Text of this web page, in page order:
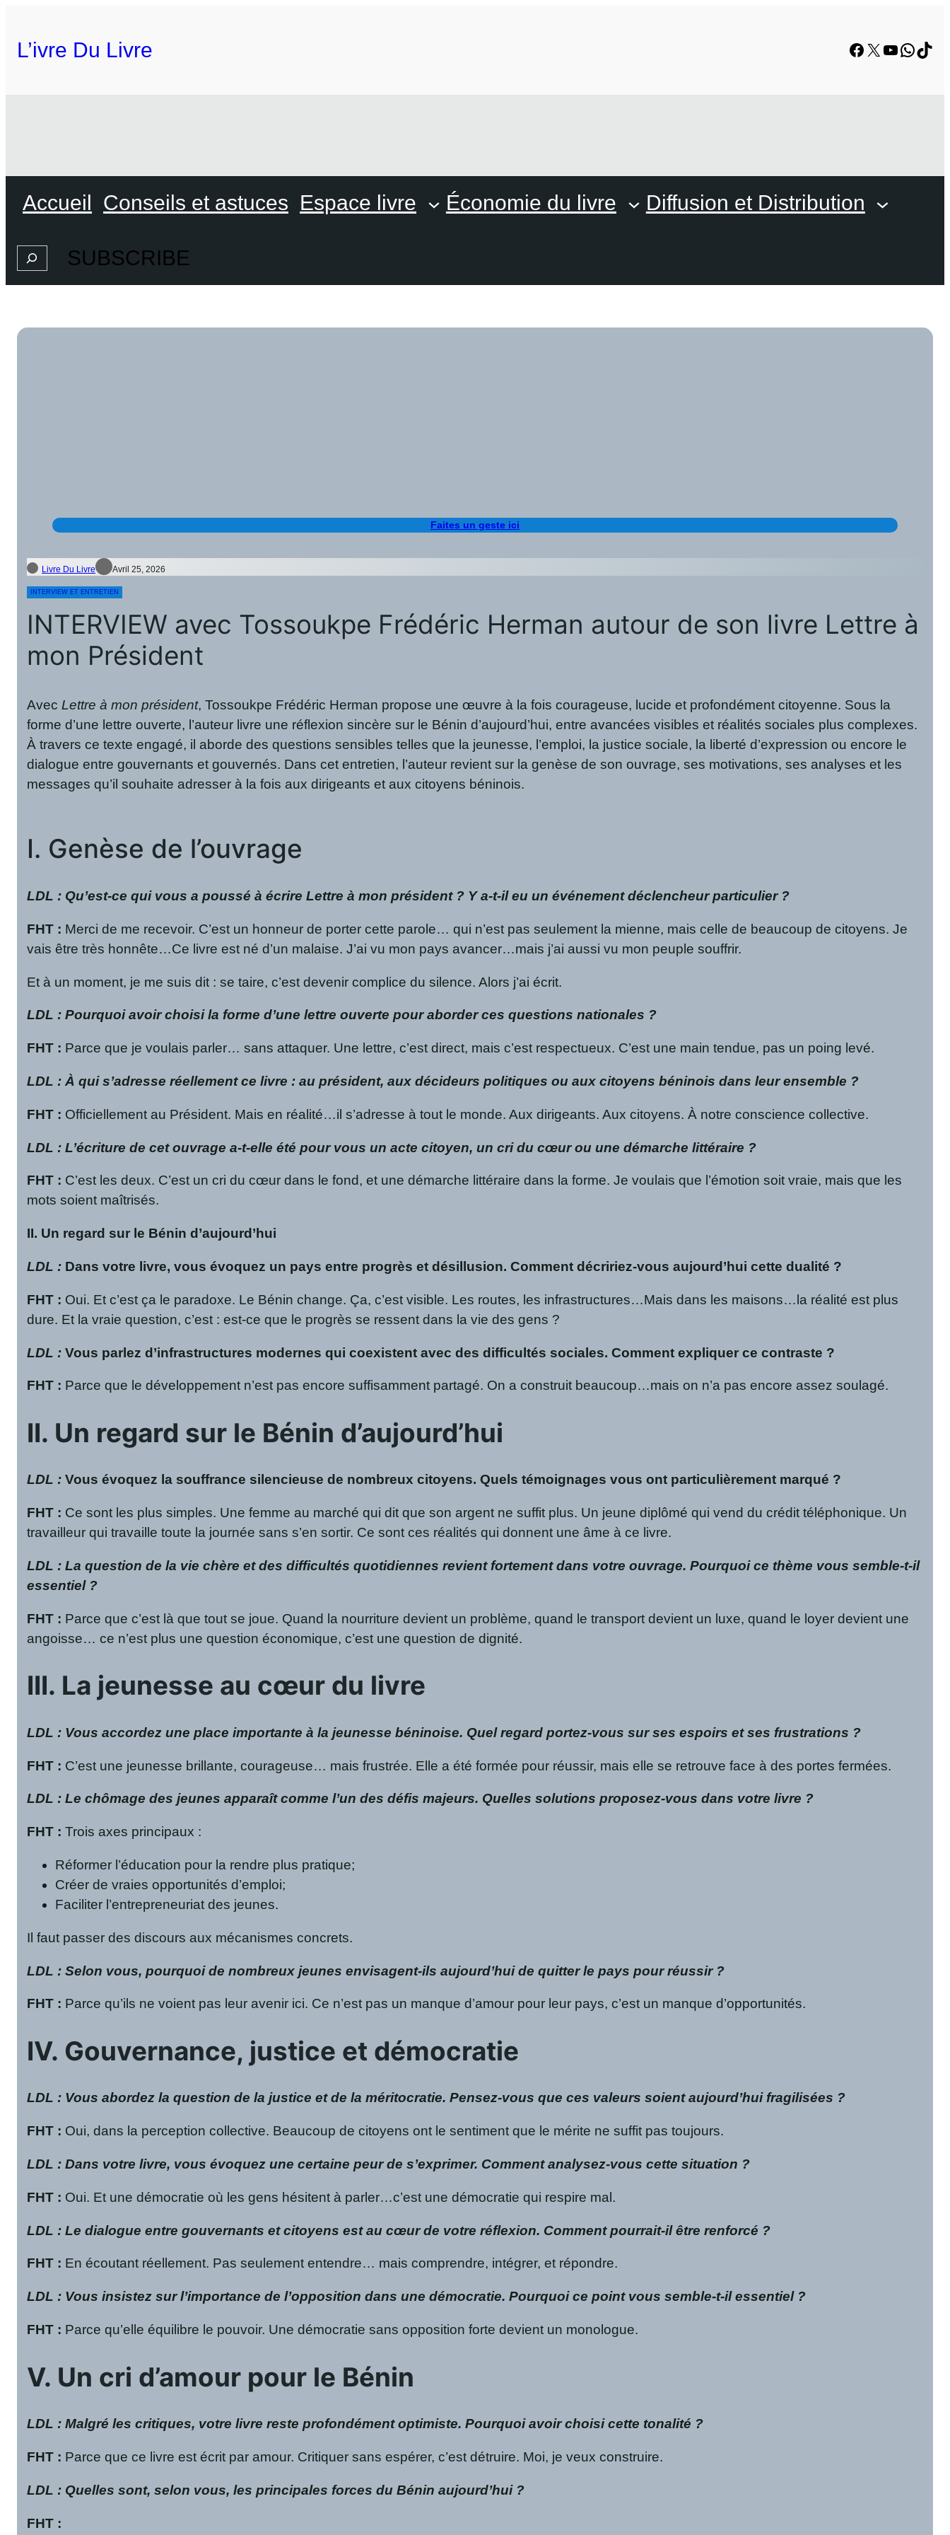
L’ivre Du Livre Facebook
X YouTube
Accueil Conseils et astuces Espace livre Économie du livre Diffusion et Distribution
SearchSUBSCRIBE
Faites un geste ici
Livre Du Livre Avril 25, 2026
INTERVIEW ET ENTRETIEN
INTERVIEW avec Tossoukpe Frédéric Herman autour de son livre Lettre à
mon Président
Avec Lettre à mon président, Tossoukpe Frédéric Herman propose une œuvre à la fois courageuse, lucide et profondément citoyenne. Sous la
forme d’une lettre ouverte, l’auteur livre une réflexion sincère sur le Bénin d’aujourd’hui, entre avancées visibles et réalités sociales plus complexes.
À travers ce texte engagé, il aborde des questions sensibles telles que la jeunesse, l’emploi, la justice sociale, la liberté d’expression ou encore le
dialogue entre gouvernants et gouvernés. Dans cet entretien, l’auteur revient sur la genèse de son ouvrage, ses motivations, ses analyses et les
messages qu’il souhaite adresser à la fois aux dirigeants et aux citoyens béninois.
I. Genèse de l’ouvrage
LDL : Qu’est-ce qui vous a poussé à écrire Lettre à mon président ? Y a-t-il eu un événement déclencheur particulier ?
FHT : Merci de me recevoir. C’est un honneur de porter cette parole… qui n’est pas seulement la mienne, mais celle de beaucoup de citoyens. Je
vais être très honnête…Ce livre est né d’un malaise. J’ai vu mon pays avancer…mais j’ai aussi vu mon peuple souffrir.
Et à un moment, je me suis dit : se taire, c’est devenir complice du silence. Alors j’ai écrit.
LDL : Pourquoi avoir choisi la forme d’une lettre ouverte pour aborder ces questions nationales ?
FHT : Parce que je voulais parler… sans attaquer. Une lettre, c’est direct, mais c’est respectueux. C’est une main tendue, pas un poing levé.
LDL : À qui s’adresse réellement ce livre : au président, aux décideurs politiques ou aux citoyens béninois dans leur ensemble ?
FHT : Officiellement au Président. Mais en réalité…il s’adresse à tout le monde. Aux dirigeants. Aux citoyens. À notre conscience collective.
LDL : L’écriture de cet ouvrage a-t-elle été pour vous un acte citoyen, un cri du cœur ou une démarche littéraire ?
FHT : C’est les deux. C’est un cri du cœur dans le fond, et une démarche littéraire dans la forme. Je voulais que l’émotion soit vraie, mais que les
mots soient maîtrisés.
II. Un regard sur le Bénin d’aujourd’hui
LDL : Dans votre livre, vous évoquez un pays entre progrès et désillusion. Comment décririez-vous aujourd’hui cette dualité ?
FHT : Oui. Et c’est ça le paradoxe. Le Bénin change. Ça, c’est visible. Les routes, les infrastructures…Mais dans les maisons…la réalité est plus
dure. Et la vraie question, c’est : est-ce que le progrès se ressent dans la vie des gens ?
LDL :Vous parlez d’infrastructures modernes qui coexistent avec des difficultés sociales. Comment expliquer ce contraste ?
FHT : Parce que le développement n’est pas encore suffisamment partagé. On a construit beaucoup…mais on n’a pas encore assez soulagé.
II. Un regard sur le Bénin d’aujourd’hui
LDL :Vous évoquez la souffrance silencieuse de nombreux citoyens. Quels témoignages vous ont particulièrement marqué ?
FHT : Ce sont les plus simples. Une femme au marché qui dit que son argent ne suffit plus. Un jeune diplômé qui vend du crédit téléphonique. Un
travailleur qui travaille toute la journée sans s’en sortir. Ce sont ces réalités qui donnent une âme à ce livre.
LDL : La question de la vie chère et des difficultés quotidiennes revient fortement dans votre ouvrage. Pourquoi ce thème vous semble-t-il
essentiel ?
FHT : Parce que c’est là que tout se joue. Quand la nourriture devient un problème, quand le transport devient un luxe, quand le loyer devient une
angoisse… ce n’est plus une question économique, c’est une question de dignité.
III. La jeunesse au cœur du livre
LDL : Vous accordez une place importante à la jeunesse béninoise. Quel regard portez-vous sur ses espoirs et ses frustrations ?
FHT : C’est une jeunesse brillante, courageuse… mais frustrée. Elle a été formée pour réussir, mais elle se retrouve face à des portes fermées.
LDL : Le chômage des jeunes apparaît comme l’un des défis majeurs. Quelles solutions proposez-vous dans votre livre ?
FHT :Trois axes principaux :
Réformer l’éducation pour la rendre plus pratique;
Créer de vraies opportunités d’emploi;
Faciliter l’entrepreneuriat des jeunes.
Il faut passer des discours aux mécanismes concrets.
LDL : Selon vous, pourquoi de nombreux jeunes envisagent-ils aujourd’hui de quitter le pays pour réussir ?
FHT : Parce qu’ils ne voient pas leur avenir ici. Ce n’est pas un manque d’amour pour leur pays, c’est un manque d’opportunités.
IV. Gouvernance, justice et démocratie
LDL : Vous abordez la question de la justice et de la méritocratie. Pensez-vous que ces valeurs soient aujourd’hui fragilisées ?
FHT : Oui, dans la perception collective. Beaucoup de citoyens ont le sentiment que le mérite ne suffit pas toujours.
LDL : Dans votre livre, vous évoquez une certaine peur de s’exprimer. Comment analysez-vous cette situation ?
FHT : Oui. Et une démocratie où les gens hésitent à parler…c’est une démocratie qui respire mal.
LDL : Le dialogue entre gouvernants et citoyens est au cœur de votre réflexion. Comment pourrait-il être renforcé ?
FHT : En écoutant réellement. Pas seulement entendre… mais comprendre, intégrer, et répondre.
LDL : Vous insistez sur l’importance de l’opposition dans une démocratie. Pourquoi ce point vous semble-t-il essentiel ?
FHT : Parce qu’elle équilibre le pouvoir. Une démocratie sans opposition forte devient un monologue.
V. Un cri d’amour pour le Bénin
LDL : Malgré les critiques, votre livre reste profondément optimiste. Pourquoi avoir choisi cette tonalité ?
FHT : Parce que ce livre est écrit par amour. Critiquer sans espérer, c’est détruire. Moi, je veux construire.
LDL : Quelles sont, selon vous, les principales forces du Bénin aujourd’hui ?
FHT :